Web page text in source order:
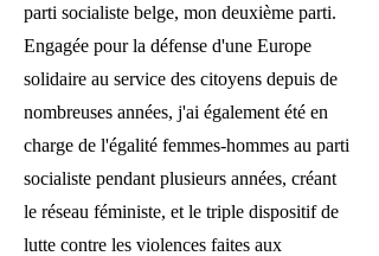
parti socialiste belge, mon deuxième parti.
Engagée pour la défense d'une Europe
solidaire au service des citoyens depuis de
nombreuses années, j'ai également été en
charge de l'égalité femmes-hommes au parti
socialiste pendant plusieurs années, créant
le réseau féministe, et le triple dispositif de
lutte contre les violences faites aux